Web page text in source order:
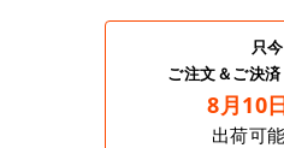
只今
ご注文＆ご決
8月10
出荷可